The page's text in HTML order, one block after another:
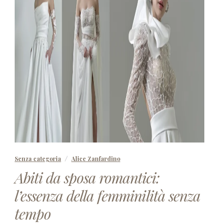
Senza categoria Alice Zanfardino
Abiti da sposa romantici:
l’essenza della femminilità senza
tempo